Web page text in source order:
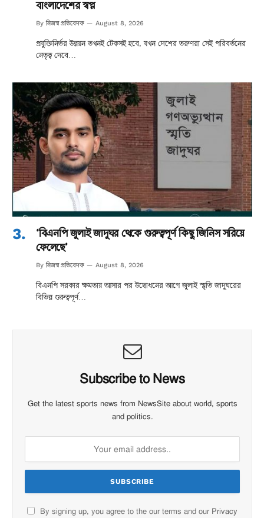
বাংলাদেশের স্বপ্ন
By নিজস্ব প্রতিবেদক August 8, 2026
প্রযুক্তিনির্ভর উন্নয়ন তখনই টেকসই হবে, যখন দেশের তরুণরা সেই পরিবর্তনের
নেতৃত্ব দেবে…
‘বিএনপি জুলাই জাদুঘর থেকে গুরুত্বপূর্ণ কিছু জিনিস সরিয়ে
ফেলেছে’
By নিজস্ব প্রতিবেদক August 8, 2026
বিএনপি সরকার ক্ষমতায় আসার পর উদ্বোধনের আগে জুলাই স্মৃতি জাদুঘরের
বিভিন্ন গুরুত্বপূর্ণ…
Subscribe to News
Get the latest sports news from NewsSite about world, sports
and politics.
By signing up, you agree to the our terms and our Privacy